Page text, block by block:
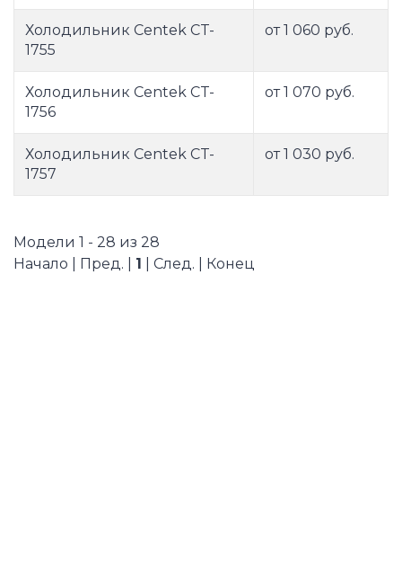
Холодильник Centek CT-
1755
от 1 060 руб.
Холодильник Centek CT-
1756
от 1 070 руб.
Холодильник Centek CT-
1757
от 1 030 руб.
Модели 1 - 28 из 28
Начало | Пред. | 1 | След. | Конец